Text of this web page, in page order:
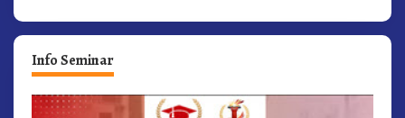
Info Seminar